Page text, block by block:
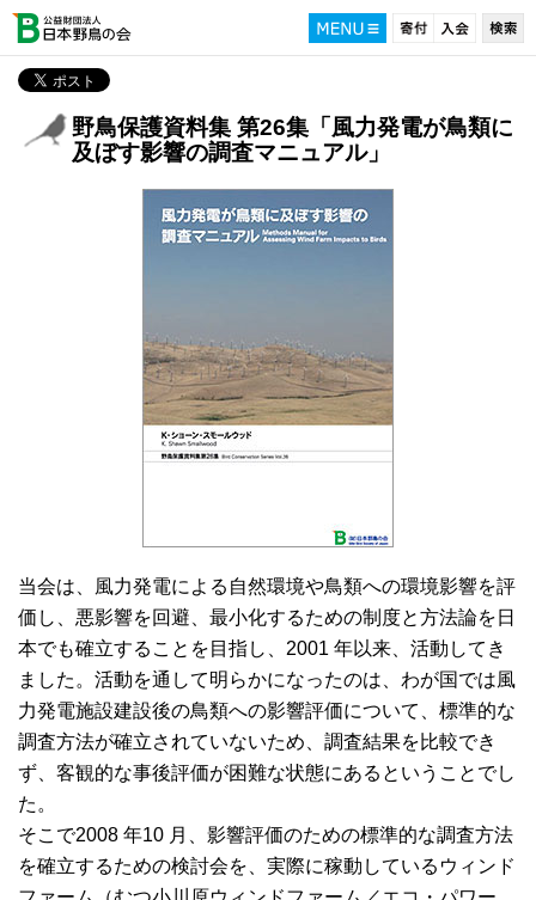
野鳥保護資料集 第26集「風力発電が鳥類に
及ぼす影響の調査マニュアル」
当会は、風力発電による自然環境や鳥類への環境影響を評
価し、悪影響を回避、最小化するための制度と方法論を日
本でも確立することを目指し、2001 年以来、活動してき
ました。活動を通して明らかになったのは、わが国では風
力発電施設建設後の鳥類への影響評価について、標準的な
調査方法が確立されていないため、調査結果を比較でき
ず、客観的な事後評価が困難な状態にあるということでし
た。
そこで2008 年10 月、影響評価のための標準的な調査方法
を確立するための検討会を、実際に稼動しているウィンド